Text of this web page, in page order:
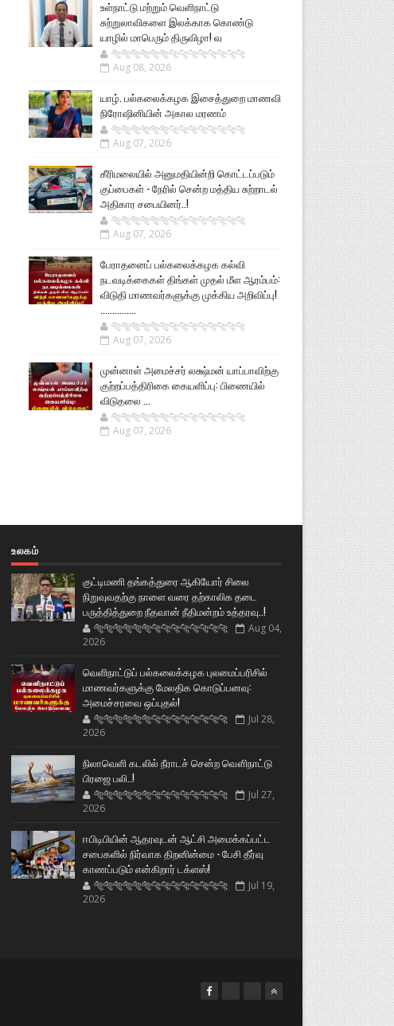
உள்நாட்டு மற்றும் வெளிநாட்டு
சுற்றுலாவிகளை இலக்காக கொண்டு
யாழில் மாபெரும் திருவிழா! வ
🐅🐅🐅🐅🐅🐅🐆🐆🐆🐆🐆🐆🐆🐆
Aug 08, 2026
யாழ். பல்கலைக்கழக இசைத்துறை மாணவி
நிரோஷினியின் அகால மரணம்
🐅🐅🐅🐅🐅🐅🐆🐆🐆🐆🐆🐆🐆🐆
Aug 07, 2026
கீரிமலையில் அனுமதியின்றி கொட்டப்படும்
குப்பைகள் - நேரில் சென்ற மத்திய சுற்றாடல்
அதிகார சபையினர்..!
🐅🐅🐅🐅🐅🐅🐆🐆🐆🐆🐆🐆🐆🐆
Aug 07, 2026
பேராதனைப் பல்கலைக்கழக கல்வி
நடவடிக்கைகள் திங்கள் முதல் மீள ஆரம்பம்:
விடுதி மாணவர்களுக்கு முக்கிய அறிவிப்பு!
...............
🐅🐅🐅🐅🐅🐅🐆🐆🐆🐆🐆🐆🐆🐆
Aug 07, 2026
முன்னாள் அமைச்சர் லக்ஷ்மன் யாப்பாவிற்கு
குற்றப்பத்திரிகை கையளிப்பு: பிணையில்
விடுதலை ...
🐅🐅🐅🐅🐅🐅🐆🐆🐆🐆🐆🐆🐆🐆
Aug 07, 2026
உலகம்
குட்டிமணி தங்கத்துரை ஆகியோர் சிலை
நிறுவுவதற்கு நாளை வரை தற்காலிக தடை
பருத்தித்துறை நீதவான் நீதிமன்றம் உத்தரவு..!
🐅🐅🐅🐅🐅🐅🐆🐆🐆🐆🐆🐆🐆🐆
Aug 04,
2026
வெளிநாட்டுப் பல்கலைக்கழக புலமைப்பரிசில்
மாணவர்களுக்கு மேலதிக கொடுப்பனவு:
அமைச்சரவை ஒப்புதல்!
🐅🐅🐅🐅🐅🐅🐆🐆🐆🐆🐆🐆🐆🐆
Jul 28,
2026
நிலாவெளி கடலில் நீராடச் சென்ற வௌிநாட்டு
பிரஜை பலி..!
🐅🐅🐅🐅🐅🐅🐆🐆🐆🐆🐆🐆🐆🐆
Jul 27,
2026
ஈபிடிபியின் ஆதரவுடன் ஆட்சி அமைக்கப்பட்ட
சபைகளில் நிர்வாக திறனின்மை - பேசி தீர்வு
காணப்படும் என்கிறார் டக்ளஸ்!
🐅🐅🐅🐅🐅🐅🐆🐆🐆🐆🐆🐆🐆🐆
Jul 19,
2026